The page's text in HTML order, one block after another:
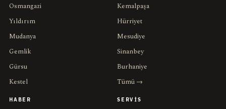
Osmangazi
Yıldırım
Mudanya
Gemlik
Gürsu
Kestel
Kemalpaşa
Hürriyet
Mesudiye
Sinanbey
Burhaniye
Tümü →
HABER SERVIS